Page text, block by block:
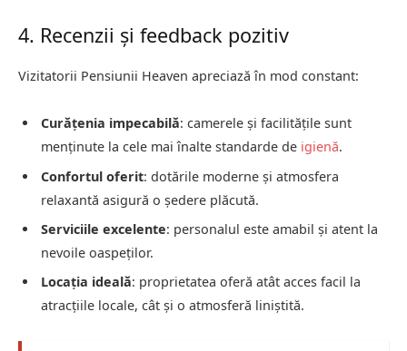
4. Recenzii și feedback pozitiv
Vizitatorii Pensiunii Heaven apreciază în mod constant:
Curățenia impecabilă: camerele și facilitățile sunt
menținute la cele mai înalte standarde de igienă.
Confortul oferit: dotările moderne și atmosfera
relaxantă asigură o ședere plăcută.
Serviciile excelente: personalul este amabil și atent la
nevoile oaspeților.
Locația ideală: proprietatea oferă atât acces facil la
atracțiile locale, cât și o atmosferă liniștită.